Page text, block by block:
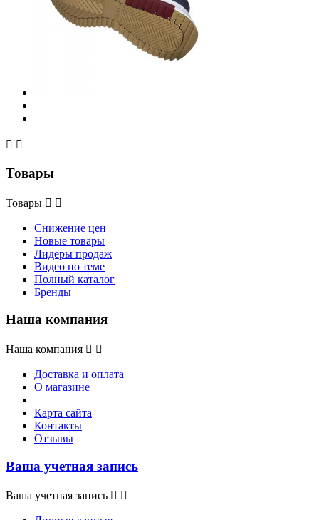
 
Товары
Товары  
Снижение цен
Новые товары
Лидеры продаж
Видео по теме
Полный каталог
Бренды
Наша компания
Наша компания  
Доставка и оплата
О магазине
Карта сайта
Контакты
Отзывы
Ваша учетная запись
Ваша учетная запись  